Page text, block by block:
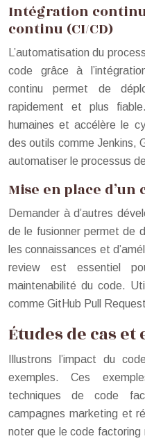
Intégration
continu (CI/CD)
L’automatisation du
code grâce à
continu permet de
rapidement et plus
humaines et accélère le
des outils comme Jenkins,
automatiser le processus
Mise en place
Demander à d’autres
de le fusionner permet de
les connaissances et
review est essentiel
maintenabilité du code.
comme GitHub Pull
Études de cas
Illustrons l’impact du
exemples. Ces
techniques de code
campagnes marketing et
noter que le code factoring